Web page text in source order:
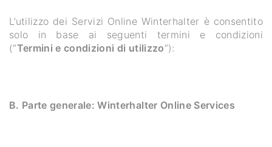
L’utilizzo dei Servizi Online Winterhalter è consentito
solo in base ai seguenti termini e condizioni
(“Termini e condizioni di utilizzo”):
B. Parte generale: Winterhalter Online Services